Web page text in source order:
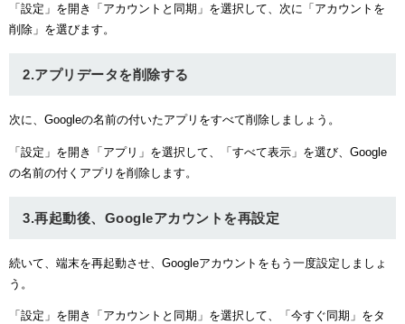
「設定」を開き「アカウントと同期」を選択して、次に「アカウントを
削除」を選びます。
2.アプリデータを削除する
次に、Googleの名前の付いたアプリをすべて削除しましょう。
「設定」を開き「アプリ」を選択して、「すべて表示」を選び、Google
の名前の付くアプリを削除します。
3.再起動後、Googleアカウントを再設定
続いて、端末を再起動させ、Googleアカウントをもう一度設定しましょ
う。
「設定」を開き「アカウントと同期」を選択して、「今すぐ同期」をタ